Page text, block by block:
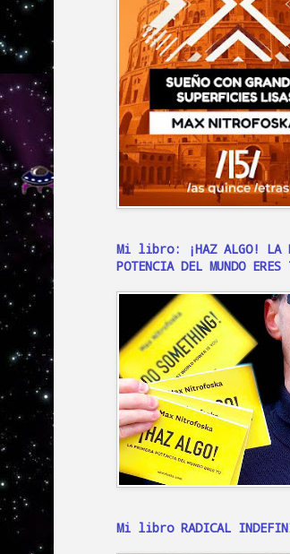
Mi libro: ¡HAZ ALGO! LA
POTENCIA DEL MUNDO
Mi libro RADICAL